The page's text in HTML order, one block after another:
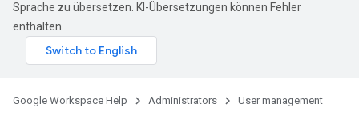
Sprache zu übersetzen. KI-Übersetzungen können Fehler
enthalten.
Google Workspace Help Administrators User management